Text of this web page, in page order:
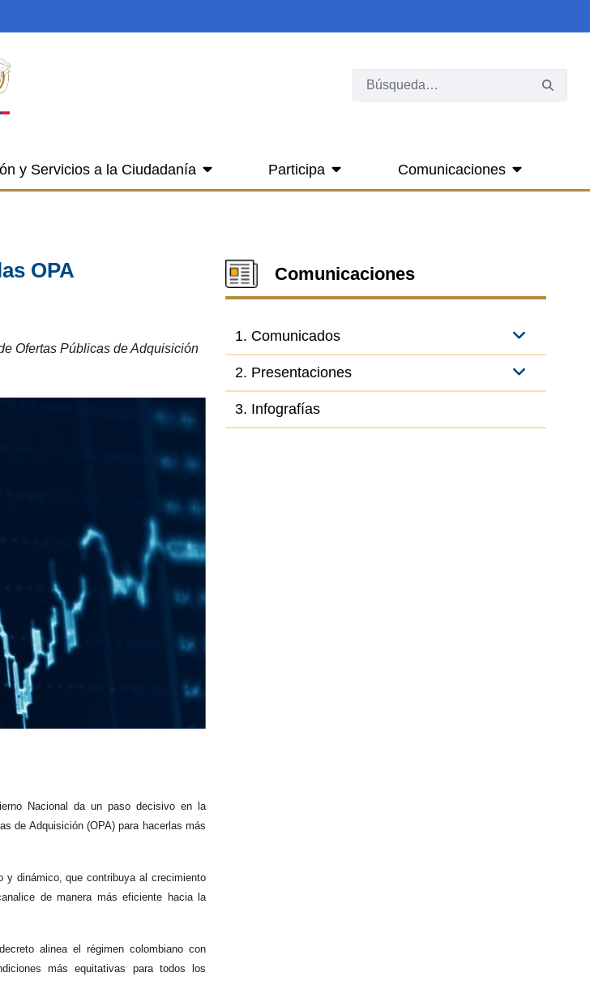
y Servicios a la Ciudadanía Participa Comunicaciones
OPA
Ofertas Públicas de Adquisición
Nacional da un paso decisivo en la
de Adquisición (OPA) para hacerlas más
y dinámico, que contribuya al crecimiento
de manera más eficiente hacia la
alinea el régimen colombiano con
más equitativas para todos los
Comunicaciones
1. Comunicados
2. Presentaciones
3. Infografías